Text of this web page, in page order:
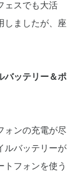
ェスでも大活
しましたが、座
バッテリー＆ポ
ォンの充電が尽
ルバッテリーが
トフォンを使う